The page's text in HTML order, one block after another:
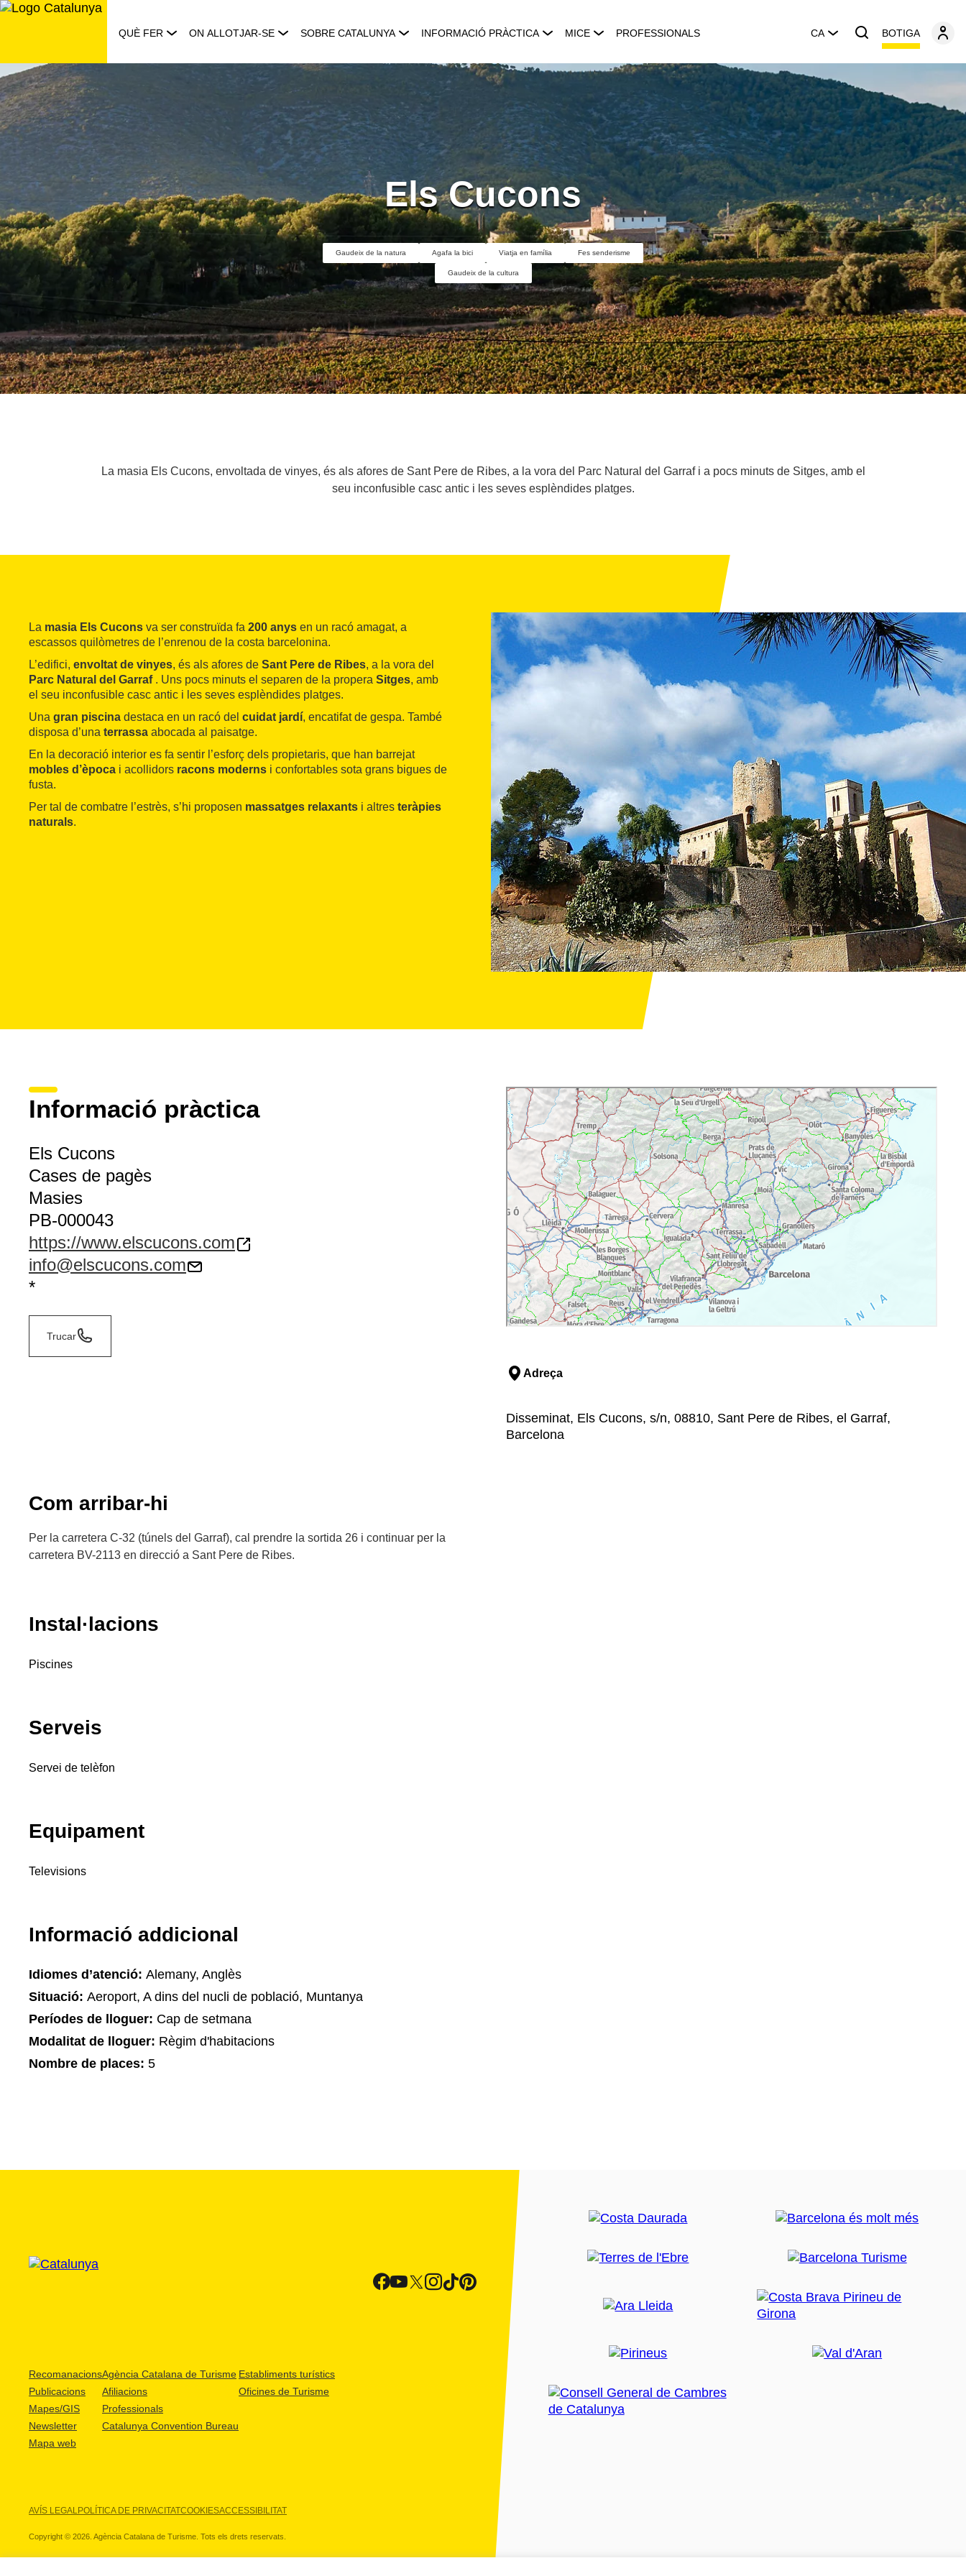
Saltar
QUÈ FER ON ALLOTJAR-SE SOBRE CATALUNYA INFORMACIÓ PRÀCTICA MICE PROFESSIONALS CA BOTIGA
Els Cucons
Gaudeix de la natura Agafa la bici Viatja en família Fes senderisme
Gaudeix de la cultura
La masia Els Cucons, envoltada de vinyes, és als afores de Sant Pere de Ribes, a la vora del Parc Natural del Garraf i a pocs minuts de Sitges, amb el
seu inconfusible casc antic i les seves esplèndides platges.
La masia Els Cucons va ser construïda fa 200 anys en un racó amagat, a
escassos quilòmetres de l’enrenou de la costa barcelonina.
L’edifici, envoltat de vinyes, és als afores de Sant Pere de Ribes, a la vora del
Parc Natural del Garraf . Uns pocs minuts el separen de la propera Sitges, amb
el seu inconfusible casc antic i les seves esplèndides platges.
Una gran piscina destaca en un racó del cuidat jardí, encatifat de gespa. També
disposa d’una terrassa abocada al paisatge.
En la decoració interior es fa sentir l’esforç dels propietaris, que han barrejat
mobles d’època i acollidors racons moderns i confortables sota grans bigues de
fusta.
Per tal de combatre l’estrès, s’hi proposen massatges relaxants i altres teràpies
naturals.
Informació pràctica
Els Cucons
Cases de pagès
Masies
PB-000043
https://www.elscucons.com
info@elscucons.com
*
Trucar
Adreça
Disseminat, Els Cucons, s/n, 08810, Sant Pere de Ribes, el Garraf,
Barcelona
Com arribar-hi
Per la carretera C-32 (túnels del Garraf), cal prendre la sortida 26 i continuar per la
carretera BV-2113 en direcció a Sant Pere de Ribes.
Instal·lacions
Piscines
Serveis
Servei de telèfon
Equipament
Televisions
Informació addicional
Idiomes d’atenció: Alemany, Anglès
Situació: Aeroport, A dins del nucli de població, Muntanya
Períodes de lloguer: Cap de setmana
Modalitat de lloguer: Règim d'habitacions
Nombre de places: 5
Recomanacions
Publicacions
Mapes/GIS
Newsletter
Mapa web
Agència Catalana de Turisme
Afiliacions
Professionals
Catalunya Convention Bureau
Establiments turístics
Oficines de Turisme
AVÍS LEGALPOLÍTICA DE PRIVACITATCOOKIESACCESSIBILITAT
Copyright © 2026. Agència Catalana de Turisme. Tots els drets reservats.